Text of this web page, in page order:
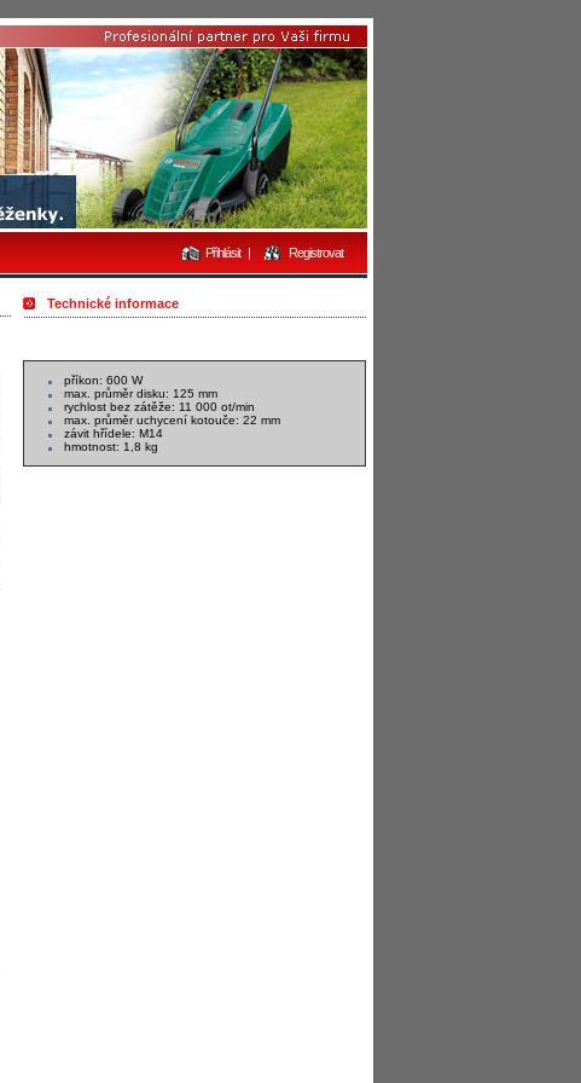
Přihlásit | Registrovat
Technické informace
příkon: 600 W
max. průměr disku: 125 mm
rychlost bez zátěže: 11 000 ot/min
max. průměr uchycení kotouče: 22 mm
závit hřídele: M14
hmotnost: 1,8 kg